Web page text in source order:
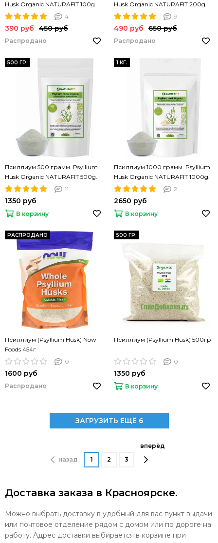
Husk Organic NATURAFIT 100g.
Шелуха семян подорожника.
PREMIUM
4
390 руб 450 руб
Распродано
Husk Organic NATURAFIT 200g.
Шелуха семян подорожника.
PREMIUM
9
490 руб 650 руб
Распродано
500 ГР.
Псиллиум 500 грамм. Psyllium
Husk Organic NATURAFIT 500g.
Шелуха семян подорожника.
PREMIUM
11
1350 руб
В корзину
1 КГ.
Псиллиум 1000 грамм. Psyllium
Husk Organic NATURAFIT 1000g.
Шелуха семян подорожника.
2
2650 руб
В корзину
РАСПРОДАНО
Псиллиум (Psyllium Husk) Now
Foods 454г
0
1600 руб
Распродано
500 ГР.
Псиллиум (Psyllium Husk) 500гр
0
1350 руб
В корзину
ЗАГРУЗИТЬ ЕЩЁ 6
назад 1 2 3
вперёд
Доставка заказа в Красноярске.
Можно выбрать доставку в удобный для вас пункт выдачи
или почтовое отделение рядом с домом или по дороге на
работу. Адрес доставки выбирается в корзине при